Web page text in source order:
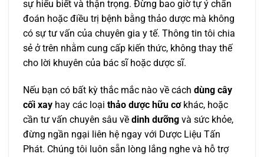
sự hiểu biết và thận trọng. Đừng bao giờ tự ý chẩn
đoán hoặc điều trị bệnh bằng thảo dược mà không
có sự tư vấn của chuyên gia y tế. Thông tin tôi chia
sẻ ở trên nhằm cung cấp kiến thức, không thay thế
cho lời khuyên của bác sĩ hoặc dược sĩ.
Nếu bạn có bất kỳ thắc mắc nào về cách dùng cây
cối xay hay các loại thảo dược hữu cơkhác, hoặc
cần tư vấn chuyên sâu về dinh dưỡng và sức khỏe,
đừng ngần ngại liên hệ ngay với Dược Liệu Tấn
Phát. Chúng tôi luôn sẵn lòng lắng nghe và hỗ trợ